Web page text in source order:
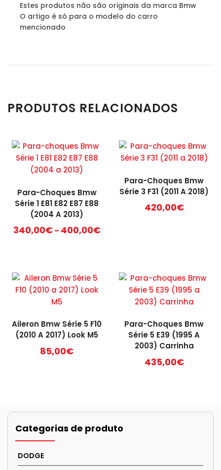
Estes produtos não são originais da marca Bmw
O artigo é só para o modelo do carro
mencionado
PRODUTOS RELACIONADOS
Para-Choques Bmw
Série 1 E81 E82 E87 E88
(2004 A 2013)
340,00€– 400,00€Price
400,00€
multiple
variants.
The
may
be
chosen
Para-Choques Bmw
Série 3 F31 (2011 A 2018)
420,00€
Aileron Bmw Série 5 F10
(2010 A 2017) Look M5
85,00€
Para-Choques Bmw
Série 5 E39 (1995 A
2003) Carrinha
435,00€
Categorias de produto
DODGE